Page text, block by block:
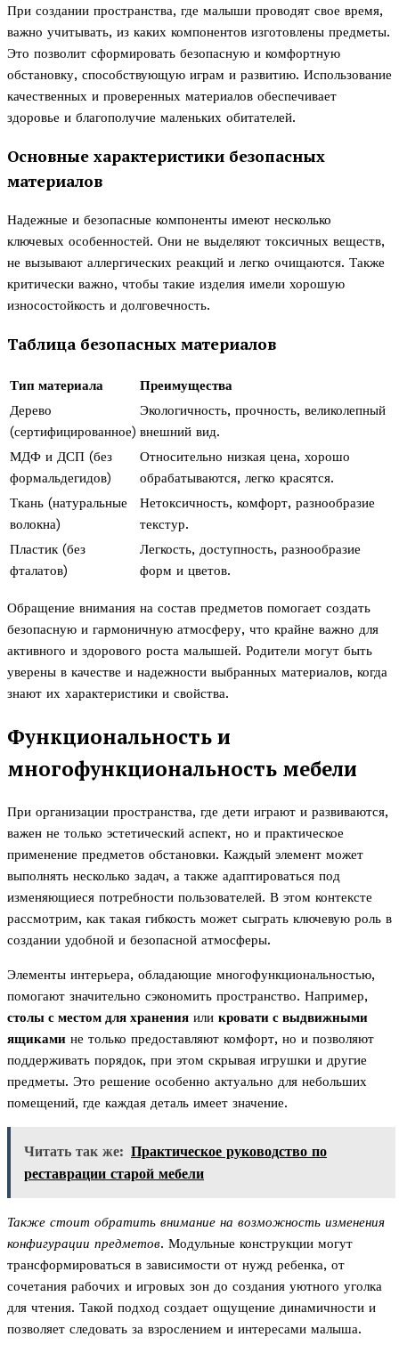
При создании пространства, где малыши проводят свое время,
важно учитывать, из каких компонентов изготовлены предметы.
Это позволит сформировать безопасную и комфортную
обстановку, способствующую играм и развитию. Использование
качественных и проверенных материалов обеспечивает
здоровье и благополучие маленьких обитателей.
Основные характеристики безопасных
материалов
Надежные и безопасные компоненты имеют несколько
ключевых особенностей. Они не выделяют токсичных веществ,
не вызывают аллергических реакций и легко очищаются. Также
критически важно, чтобы такие изделия имели хорошую
износостойкость и долговечность.
Таблица безопасных материалов
Тип материала
Преимущества
Дерево
(сертифицированное)
Экологичность, прочность, великолепный
внешний вид.
МДФ и ДСП (без
формальдегидов)
Относительно низкая цена, хорошо
обрабатываются, легко красятся.
Ткань (натуральные
волокна)
Нетоксичность, комфорт, разнообразие
текстур.
Пластик (без
фталатов)
Легкость, доступность, разнообразие
форм и цветов.
Обращение внимания на состав предметов помогает создать
безопасную и гармоничную атмосферу, что крайне важно для
активного и здорового роста малышей. Родители могут быть
уверены в качестве и надежности выбранных материалов, когда
знают их характеристики и свойства.
Функциональность и
многофункциональность мебели
При организации пространства, где дети играют и развиваются,
важен не только эстетический аспект, но и практическое
применение предметов обстановки. Каждый элемент может
выполнять несколько задач, а также адаптироваться под
изменяющиеся потребности пользователей. В этом контексте
рассмотрим, как такая гибкость может сыграть ключевую роль в
создании удобной и безопасной атмосферы.
Элементы интерьера, обладающие многофункциональностью,
помогают значительно сэкономить пространство. Например,
столы с местом для хранения или кровати с выдвижными
ящиками не только предоставляют комфорт, но и позволяют
поддерживать порядок, при этом скрывая игрушки и другие
предметы. Это решение особенно актуально для небольших
помещений, где каждая деталь имеет значение.
Читать так же: Практическое руководство по
реставрации старой мебели
Также стоит обратить внимание на возможность изменения
конфигурации предметов. Модульные конструкции могут
трансформироваться в зависимости от нужд ребенка, от
сочетания рабочих и игровых зон до создания уютного уголка
для чтения. Такой подход создает ощущение динамичности и
позволяет следовать за взрослением и интересами малыша.